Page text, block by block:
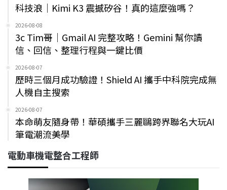
科技浪｜Kimi K3 震撼矽谷！真的這麼強嗎？
2026-08-08
3c Tim哥｜Gmail AI 完整攻略！Gemini 幫你讀
信、回信、整理行程與一鍵比價
2026-08-07
歷時三個月成功驗證！Shield AI 攜手中科院完成無
人機自主搜索
2026-08-07
本命萌友隨身帶！華碩攜手三麗鷗跨界聯名大玩AI
筆電潮流美學
電動車機電整合工程師